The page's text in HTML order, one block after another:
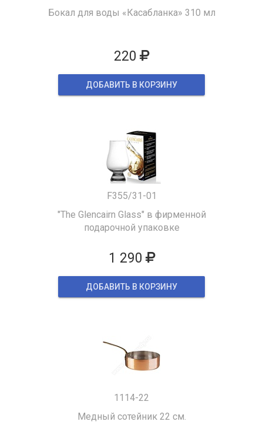
Бокал для воды «Касабланка» 310 мл
220
ДОБАВИТЬ В КОРЗИНУ
F355/31-01
"The Glencairn Glass" в фирменной
подарочной упаковке
1 290
ДОБАВИТЬ В КОРЗИНУ
1114-22
Медный сотейник 22 см.